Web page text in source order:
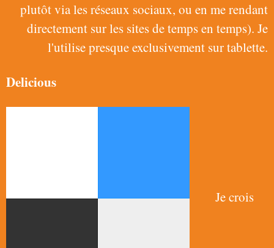
plutôt via les réseaux sociaux, ou en me rendant
directement sur les sites de temps en temps). Je
l'utilise presque exclusivement sur tablette.
Delicious
Je crois